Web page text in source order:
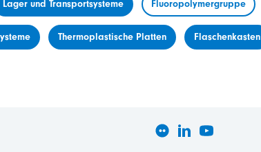
Lager und Transportsysteme Fluoropolymergruppe
Thermoplastische Platten Flaschenkasten